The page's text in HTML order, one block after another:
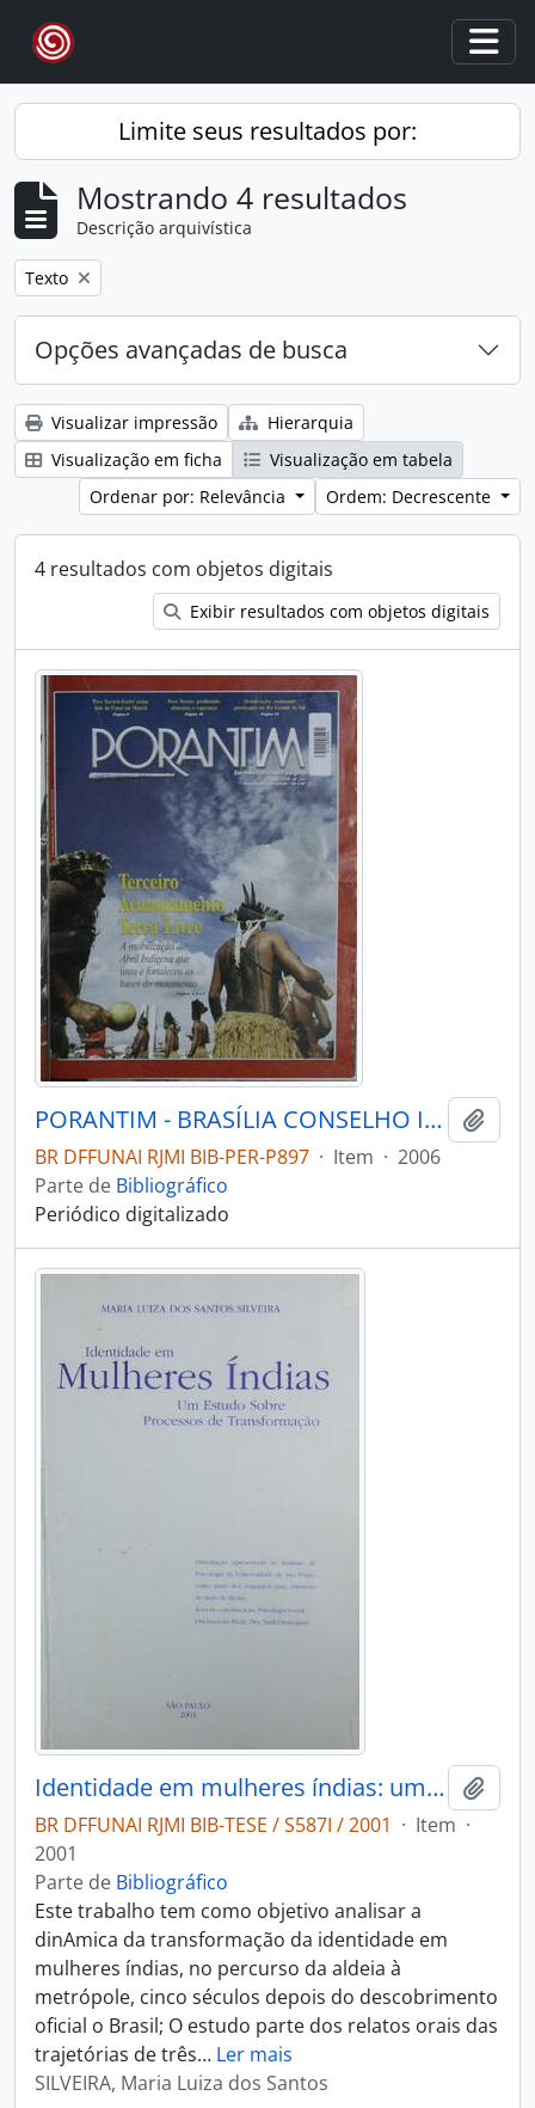
Skip to main content
Limite seus resultados por:
Mostrando 4 resultados
Descrição arquivística
Remover filtro:
Texto
Opções avançadas de busca
Visualizar impressão
Hierarquia
Visualização em ficha
Visualização em tabela
Ordenar por: Relevância
Ordem: Decrescente
4 resultados com objetos digitais
Exibir resultados com objetos digitais
PORANTIM - BRASÍLIA CONSELHO INDIGENISTA MISSIONÁRIO - 2006 - Nº284
BR DFFUNAI RJMI BIB-PER-P897 · Item · 2006
Parte de Bibliográfico
Periódico digitalizado
Identidade em mulheres índias: um estudo sobre processos de transformação
BR DFFUNAI RJMI BIB-TESE / S587I / 2001 · Item ·
2001
Parte de Bibliográfico
Este trabalho tem como objetivo analisar a
dinAmica da transformação da identidade em
mulheres índias, no percurso da aldeia à
metrópole, cinco séculos depois do descobrimento
oficial o Brasil; O estudo parte dos relatos orais das
trajetórias de três… Ler mais
SILVEIRA, Maria Luiza dos Santos